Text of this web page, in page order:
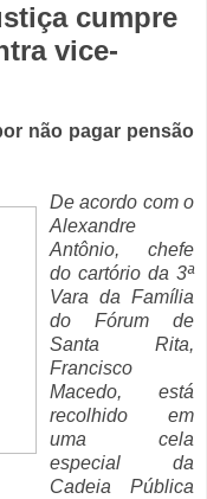
cumpre
vice-
não pagar pensão
De acordo com o
Alexandre
Antônio, chefe
do cartório da 3ª
Vara da Família
do Fórum de
Santa Rita,
Francisco
Macedo, está
recolhido em
uma cela
especial da
Cadeia Pública